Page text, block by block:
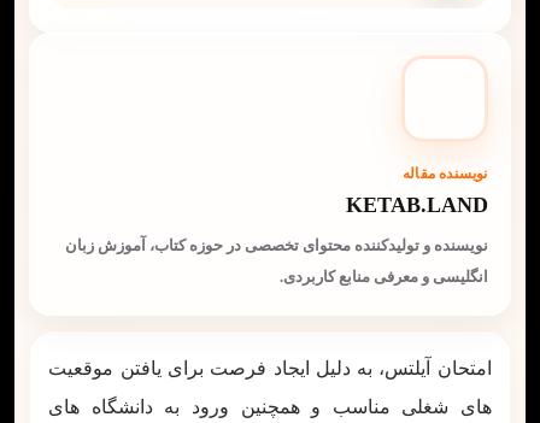
نویسنده مقاله
KETAB.LAND
نویسنده و تولیدکننده محتوای تخصصی در حوزه کتاب، آموزش زبان
انگلیسی و معرفی منابع کاربردی.
امتحان آیلتس، به دلیل ایجاد فرصت برای یافتن موقعیت‌
های شغلی مناسب و همچنین ورود به دانشگاه‌ های